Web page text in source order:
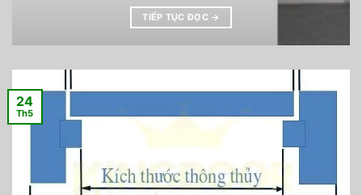
TIẾP TỤC ĐỌC →
24
Th5